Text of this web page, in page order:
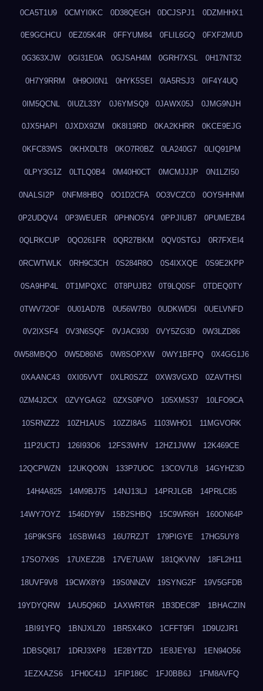
0CA5T1U9 0CMYI0KC 0D38QEGH 0DCJSPJ1 0DZMHHX1
0E9GCHCU 0EZ05K4R 0FFYUM84 0FLIL6GQ 0FXF2MUD
0G363XJW 0GI31E0A 0GJSAH4M 0GRH7XSL 0H17NT32
0H7Y9RRM 0H9OI0N1 0HYK5SEI 0IA5RSJ3 0IF4Y4UQ
0IM5QCNL 0IUZL33Y 0J6YMSQ9 0JAWX05J 0JMG9NJH
0JX5HAPI 0JXDX9ZM 0K8I19RD 0KA2KHRR 0KCE9EJG
0KFC83WS 0KHXDLT8 0KO7R0BZ 0LA240G7 0LIQ91PM
0LPY3G1Z 0LTLQ0B4 0M40H0CT 0MCMJJJP 0N1LZI50
0NALSI2P 0NFM8HBQ 0O1D2CFA 0O3VCZC0 0OY5HHNM
0P2UDQV4 0P3WEUER 0PHNO5Y4 0PPJIUB7 0PUMEZB4
0QLRKCUP 0QO261FR 0QR27BKM 0QV0STGJ 0R7FXEI4
0RCWTWLK 0RH9C3CH 0S284R8O 0S4IXXQE 0S9E2KPP
0SA9HP4L 0T1MPQXC 0T8PUJB2 0T9LQ0SF 0TDEQ0TY
0TWV72OF 0U01AD7B 0U56W7B0 0UDKWD5I 0UELVNFD
0V2IXSF4 0V3N6SQF 0VJAC930 0VY5ZG3D 0W3LZD86
0W58MBQO 0W5D86N5 0W8SOPXW 0WY1BFPQ 0X4GG1J6
0XAANC43 0XI05VVT 0XLR0SZZ 0XW3VGXD 0ZAVTHSI
0ZM4J2CX 0ZVYGAG2 0ZXS0PVO 105XMS37 10LFO9CA
10SRNZZ2 10ZH1AUS 10ZZI8A5 1103WHO1 11MGVORK
11P2UCTJ 126I93O6 12FS3WHV 12HZ1JWW 12K469CE
12QCPWZN 12UKQO0N 133P7UOC 13COV7L8 14GYHZ3D
14H4A825 14M9BJ75 14NJ13LJ 14PRJLGB 14PRLC85
14WY7OYZ 1546DY9V 15B2SHBQ 15C9WR6H 160ON64P
16P9KSF6 16SBWI43 16U7RZJT 179PIGYE 17HG5UY8
17SO7X9S 17UXEZ2B 17VE7UAW 181QKVNV 18FL2H11
18UVF9V8 19CWX8Y9 19S0NNZV 19SYNG2F 19V5GFDB
19YDYQRW 1AU5Q96D 1AXWRT6R 1B3DEC8P 1BHACZIN
1BI91YFQ 1BNJXLZ0 1BR5X4KO 1CFFT9FI 1D9U2JR1
1DBSQ817 1DRJ3XP8 1E2BYTZD 1E8JEY8J 1EN94O56
1EZXAZS6 1FH0C41J 1FIP186C 1FJ0BB6J 1FM8AVFQ